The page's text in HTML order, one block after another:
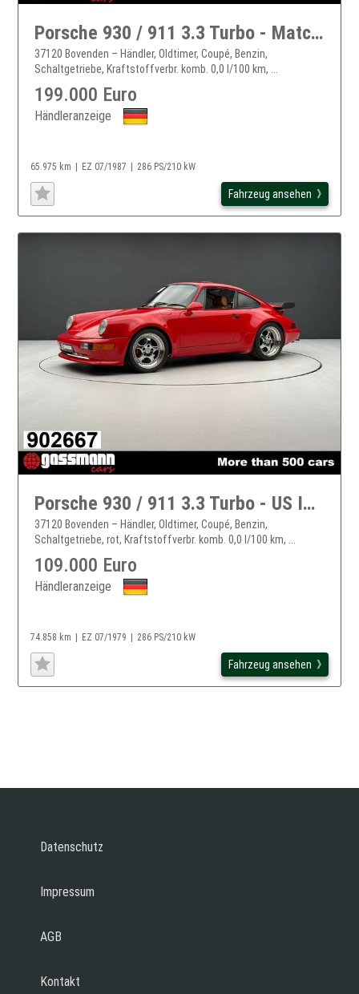
Porsche 930 / 911 3.3 Turbo - Matching Numbers
37120 Bovenden – Händler, Oldtimer, Coupé, Benzin,
Schaltgetriebe, Kraftstoffverbr. komb. 0,0 l/100 km, ...
199.000 Euro
Händleranzeige
65.975 km EZ 07/1987 286 PS/210 kW
Fahrzeug ansehen
Porsche 930 / 911 3.3 Turbo - US Import
37120 Bovenden – Händler, Oldtimer, Coupé, Benzin,
Schaltgetriebe, rot, Kraftstoffverbr. komb. 0,0 l/100 km, ...
109.000 Euro
Händleranzeige
74.858 km EZ 07/1979 286 PS/210 kW
Fahrzeug ansehen
Datenschutz
Impressum
AGB
Kontakt